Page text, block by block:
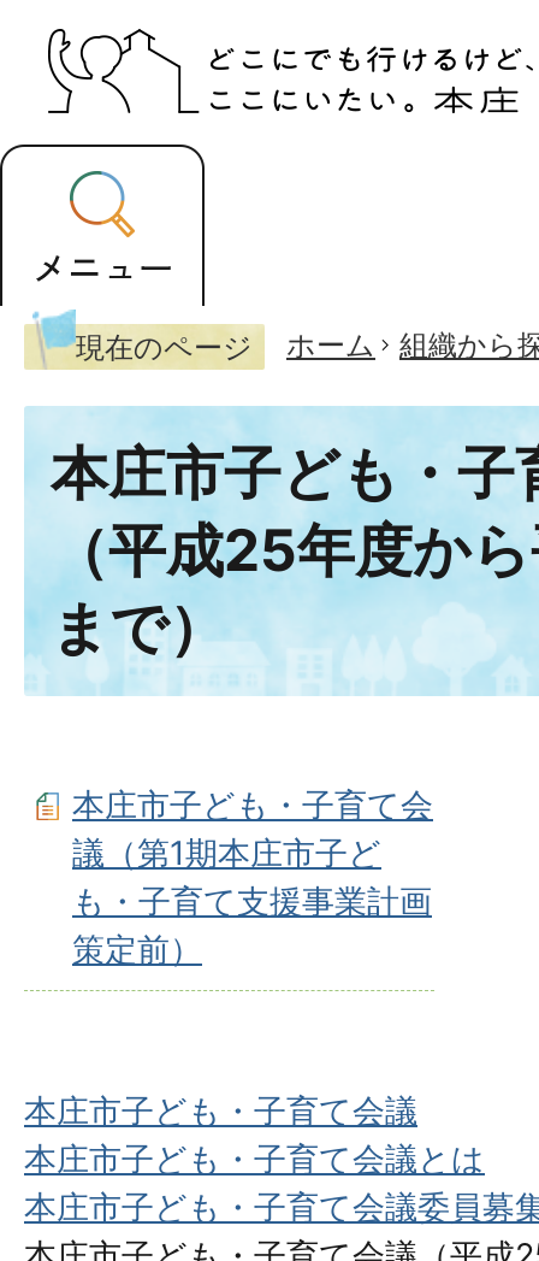
現在のページ ホーム 組織から
本庄市子ども・子
（平成25年度か
まで）
本庄市子ども・子育て会
議（第1期本庄市子ど
も・子育て支援事業計画
策定前）
本庄市子ども・子育て会議
本庄市子ども・子育て会議とは
本庄市子ども・子育て会議委員募